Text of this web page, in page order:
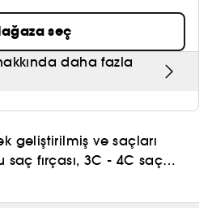
seç
daha fazla
geliştirilmiş ve saçları
fırçası, 3C - 4C saç
için ideal bir üründür.
sayesinde bukleleriniz
ardından 102 kadın